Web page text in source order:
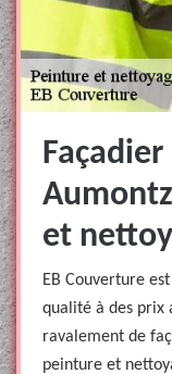
Façadier
et
EB Couverture
qualité à des prix
ravalement de
peinture et